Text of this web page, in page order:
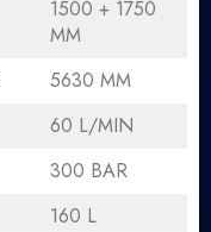
1500 + 1750
MM
5630 MM
60 L/MIN
300 BAR
160 L